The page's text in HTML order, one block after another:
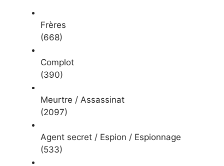
Frères
(668)
Complot
(390)
Meurtre / Assassinat
(2097)
Agent secret / Espion / Espionnage
(533)